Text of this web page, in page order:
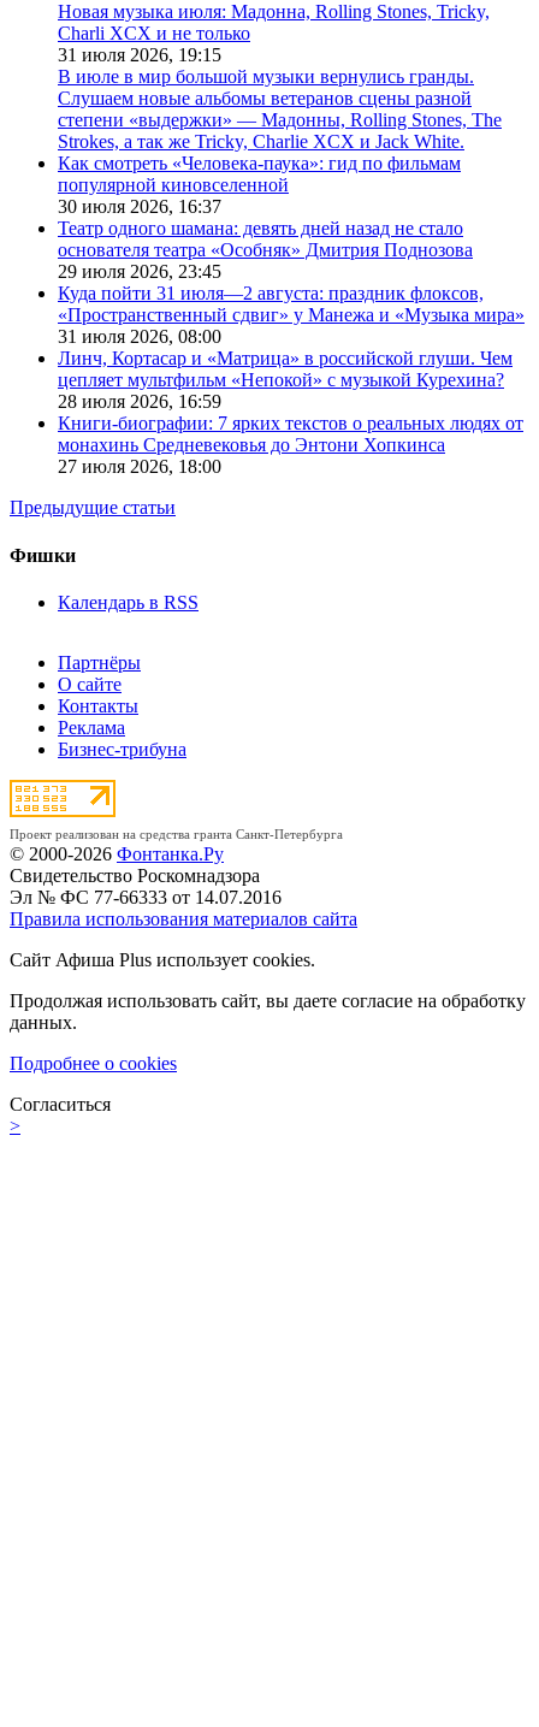
Новая музыка июля: Мадонна, Rolling Stones, Tricky,
Charli XCX и не только
31 июля 2026, 19:15
В июле в мир большой музыки вернулись гранды.
Слушаем новые альбомы ветеранов сцены разной
степени «выдержки» — Мадонны, Rolling Stones, The
Strokes, а так же Tricky, Charlie XCX и Jack White.
Как смотреть «Человека-паука»: гид по фильмам
популярной киновселенной
30 июля 2026, 16:37
Театр одного шамана: девять дней назад не стало
основателя театра «Особняк» Дмитрия Поднозова
29 июля 2026, 23:45
Куда пойти 31 июля—2 августа: праздник флоксов,
«Пространственный сдвиг» у Манежа и «Музыка мира»
31 июля 2026, 08:00
Линч, Кортасар и «Матрица» в российской глуши. Чем
цепляет мультфильм «Непокой» с музыкой Курехина?
28 июля 2026, 16:59
Книги-биографии: 7 ярких текстов о реальных людях от
монахинь Средневековья до Энтони Хопкинса
27 июля 2026, 18:00
Предыдущие статьи
Фишки
Календарь в RSS
Партнёры
О сайте
Контакты
Реклама
Бизнес-трибуна
Проект реализован на средства гранта Санкт-Петербурга
© 2000-2026 Фонтанка.Ру
Свидетельство Роскомнадзора
Эл № ФС 77-66333 от 14.07.2016
Правила использования материалов сайта
Сайт Афиша Plus использует cookies.
Продолжая использовать сайт, вы даете согласие на обработку
данных.
Подробнее о cookies
Согласиться
>